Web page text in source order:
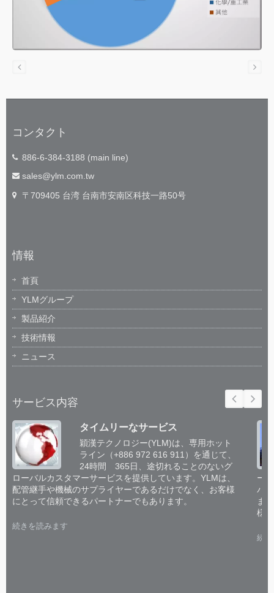
コンタクト
886-6-384-3188 (main line)
sales@ylm.com.tw
〒709405 台湾 台南市安南区科技一路50号
情報
首頁
YLMグループ
製品紹介
技術情報
ニュース
サービス内容
タイムリーなサービス
穎漢テクノロジー(YLM)は、専用ホット
ライン（+886 972 616 911）を通じて、
24時間 365日、途切れることのないグ
ローバルカスタマーサービスを提供しています。YLMは、
配管継手や機械のサプライヤーであるだけでなく、お客様
にとって信頼できるパートナーでもあります。
続きを読みます
ー
パ
ま
様
続